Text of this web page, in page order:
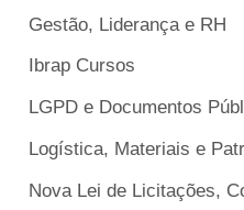
Gestão, Liderança e RH
Ibrap Cursos
LGPD e Documentos
Logística, Materiais e
Nova Lei de Licitações,